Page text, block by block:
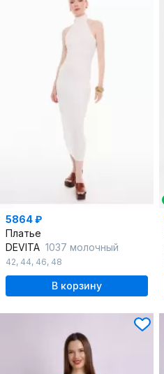
5864 ₽
Платье
DEVITA 1037 молочный
42, 44, 46, 48
В корзину